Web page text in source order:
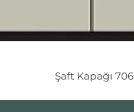
Şaft Kapağı 706